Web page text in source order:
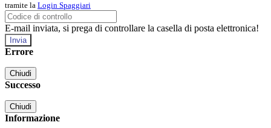
tramite la Login Spaggiari
E-mail inviata, si prega di controllare la casella di posta elettronica!
Errore
Chiudi
Successo
Chiudi
Informazione